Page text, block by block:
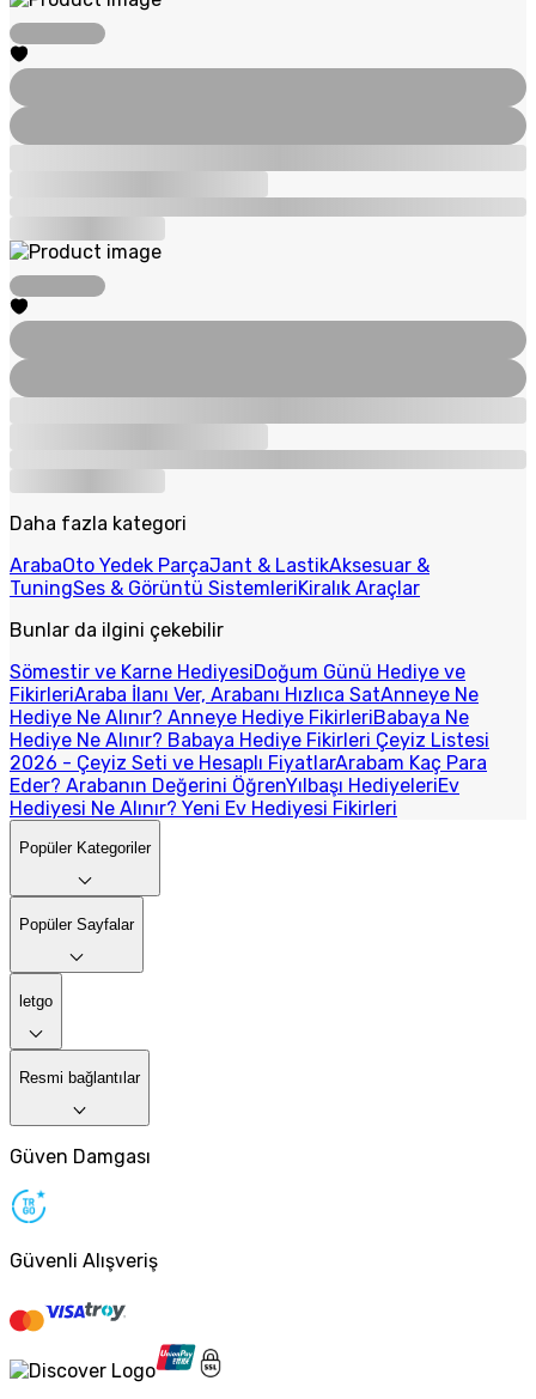
Daha fazla kategori
ArabaOto Yedek ParçaJant & LastikAksesuar &
TuningSes & Görüntü SistemleriKiralık Araçlar
Bunlar da ilgini çekebilir
Sömestir ve Karne HediyesiDoğum Günü Hediye ve
FikirleriAraba İlanı Ver, Arabanı Hızlıca SatAnneye Ne
Hediye Ne Alınır? Anneye Hediye FikirleriBabaya Ne
Hediye Ne Alınır? Babaya Hediye Fikirleri Çeyiz Listesi
2026 - Çeyiz Seti ve Hesaplı FiyatlarArabam Kaç Para
Eder? Arabanın Değerini ÖğrenYılbaşı HediyeleriEv
Hediyesi Ne Alınır? Yeni Ev Hediyesi Fikirleri
Popüler Kategoriler
Popüler Sayfalar
letgo
Resmi bağlantılar
Güven Damgası
Güvenli Alışveriş